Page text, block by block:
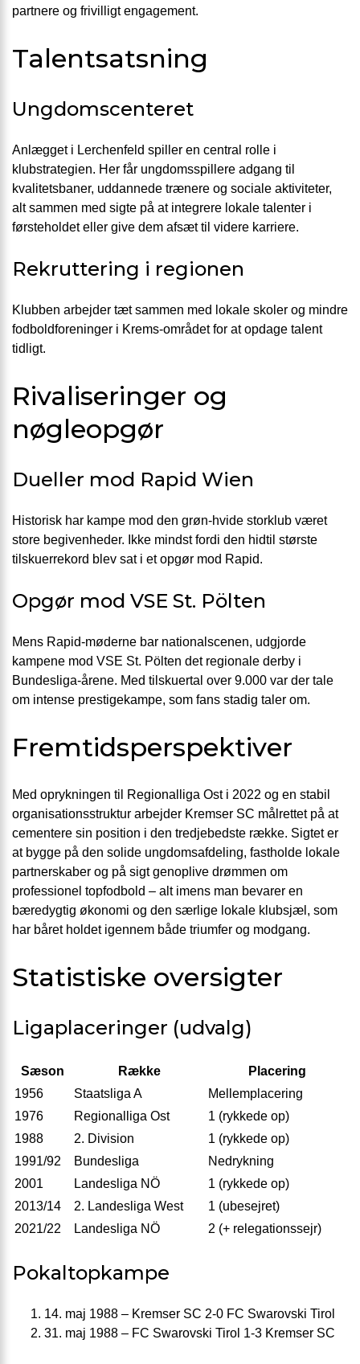
partnere og frivilligt engagement.
Talentsatsning
Ungdomscenteret
Anlægget i Lerchenfeld spiller en central rolle i
klubstrategien. Her får ungdomsspillere adgang til
kvalitetsbaner, uddannede trænere og sociale aktiviteter,
alt sammen med sigte på at integrere lokale talenter i
førsteholdet eller give dem afsæt til videre karriere.
Rekruttering i regionen
Klubben arbejder tæt sammen med lokale skoler og mindre
fodboldforeninger i Krems-området for at opdage talent
tidligt.
Rivaliseringer og
nøgleopgør
Dueller mod Rapid Wien
Historisk har kampe mod den grøn-hvide storklub været
store begivenheder. Ikke mindst fordi den hidtil største
tilskuerrekord blev sat i et opgør mod Rapid.
Opgør mod VSE St. Pölten
Mens Rapid-møderne bar nationalscenen, udgjorde
kampene mod VSE St. Pölten det regionale derby i
Bundesliga-årene. Med tilskuertal over 9.000 var der tale
om intense prestigekampe, som fans stadig taler om.
Fremtidsperspektiver
Med oprykningen til Regionalliga Ost i 2022 og en stabil
organisationsstruktur arbejder Kremser SC målrettet på at
cementere sin position i den tredjebedste række. Sigtet er
at bygge på den solide ungdomsafdeling, fastholde lokale
partnerskaber og på sigt genoplive drømmen om
professionel topfodbold – alt imens man bevarer en
bæredygtig økonomi og den særlige lokale klubsjæl, som
har båret holdet igennem både triumfer og modgang.
Statistiske oversigter
Ligaplaceringer (udvalg)
Sæson Række
Placering
1956
Staatsliga A
Mellemplacering
1976
Regionalliga Ost
1 (rykkede op)
1988
2. Division
1 (rykkede op)
1991/92
Bundesliga
Nedrykning
2001
Landesliga NÖ
1 (rykkede op)
2013/14
2. Landesliga West
1 (ubesejret)
2021/22
Landesliga NÖ 2 (+ relegationssejr)
Pokaltopkampe
14. maj 1988 – Kremser SC 2-0 FC Swarovski Tirol
31. maj 1988 – FC Swarovski Tirol 1-3 Kremser SC